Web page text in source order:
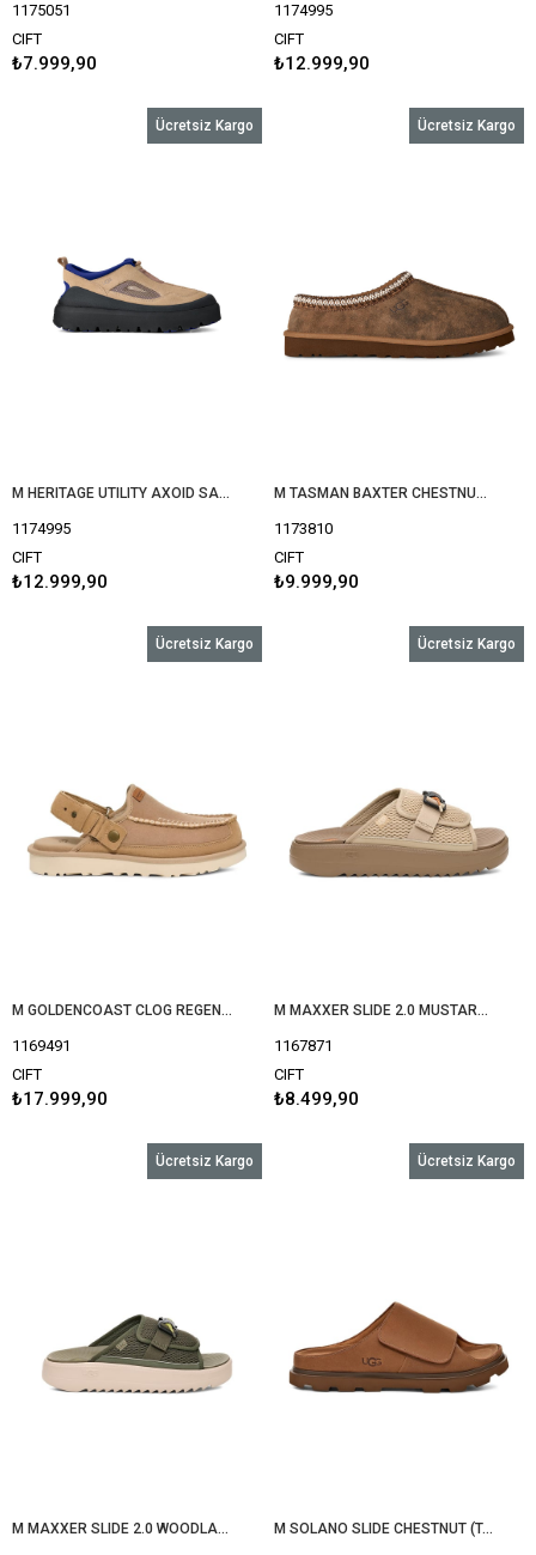
1175051
CIFT
₺7.999,90
1174995
CIFT
₺12.999,90
M HERITAGE UTILITY AXOID SAND / REGAL BLUE 1174995
1174995
CIFT
₺12.999,90
Ücretsiz Kargo
M TASMAN BAXTER CHESTNUT (TABA) 1173810
1173810
CIFT
₺9.999,90
Ücretsiz Kargo
M GOLDENCOAST CLOG REGENERATE SAND 1169491
1169491
CIFT
₺17.999,90
Ücretsiz Kargo
M MAXXER SLIDE 2.0 MUSTARD SEED (HARDAL) 1167871
1167871
CIFT
₺8.499,90
Ücretsiz Kargo
M MAXXER SLIDE 2.0 WOODLAND GREEN 1167871
Ücretsiz Kargo
M SOLANO SLIDE CHESTNUT (TABA) 1167651
Ücretsiz Kargo